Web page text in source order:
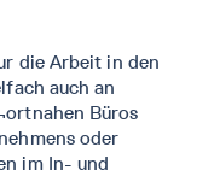
die Arbeit in den
auch an
Büros
oder
im In- und